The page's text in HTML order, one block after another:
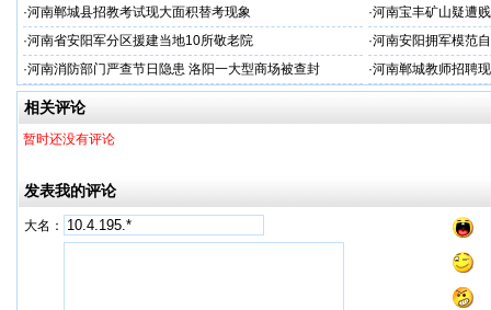
·河南郸城县招教考试现大面积替考现象 ·河南宝丰矿山疑遭
·河南省安阳军分区援建当地10所敬老院 ·河南安阳拥军模范
·河南消防部门严查节日隐患 洛阳一大型商场被查封 ·河南郸城教师招聘
相关评论
暂时还没有评论
发表我的评论
大名：